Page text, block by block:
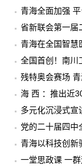
青海全面加强
省新联会第一届
青海在全国智慧
全国首创！南川
残特奥会赛场
海 西 ：推出近
多元化沉浸式宣
党的二十届四中
青海以科技创新
一堂思政课 一